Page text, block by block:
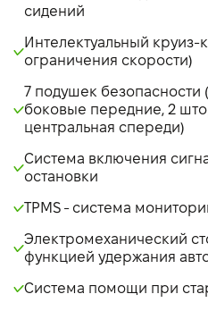
сидений
Интелектуальный круиз-
ограничения скорости)
7 подушек безопасности
боковые передние, 2
центральная спереди)
Система включения
остановки
TPMS - система
Электромеханический
функцией удержания
Система помощи при